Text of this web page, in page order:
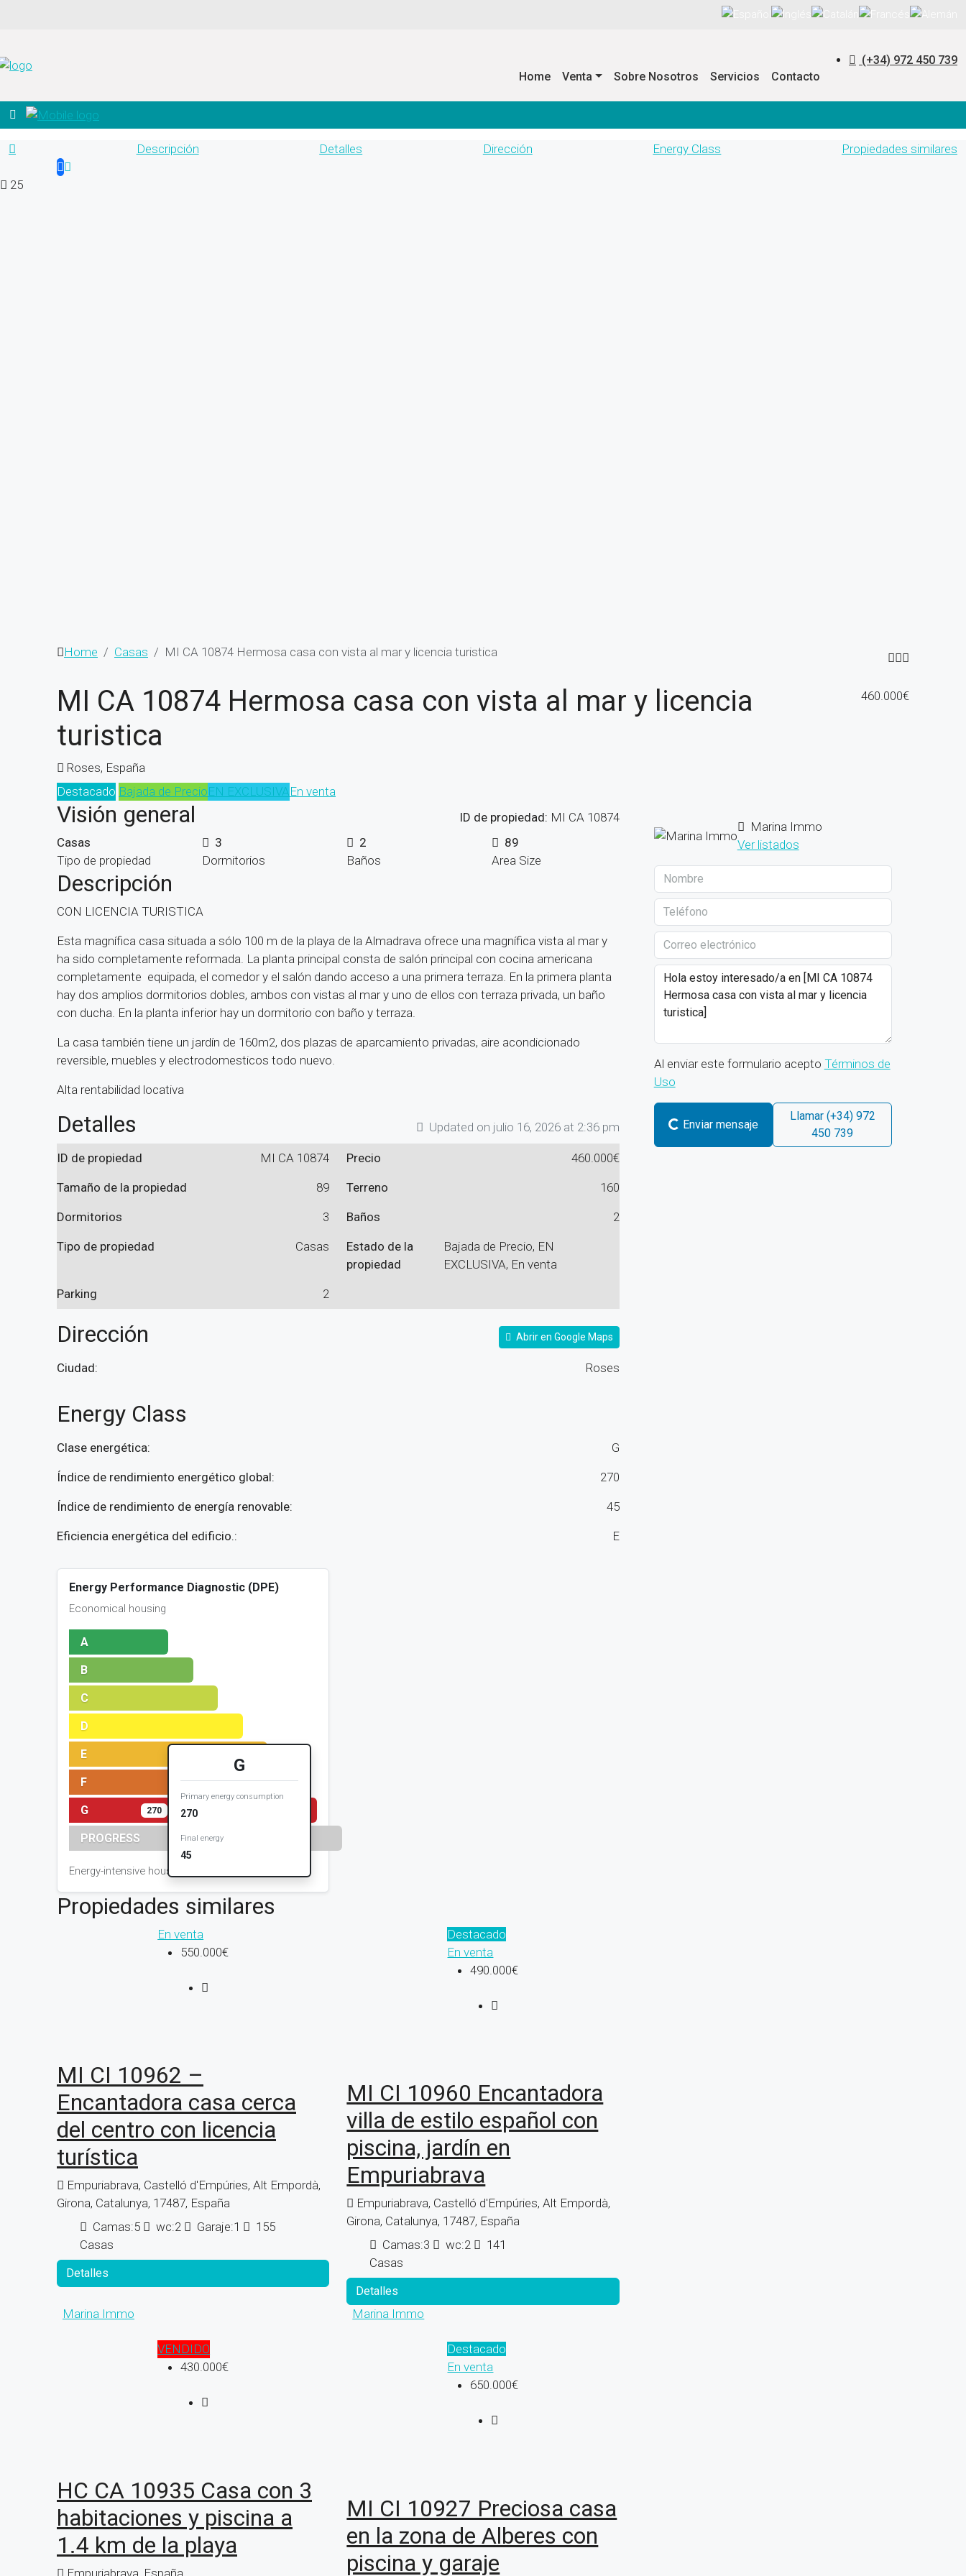
Home Venta Sobre Nosotros Servicios Contacto
(+34) 972 450 739
Descripción Detalles Dirección Energy Class Propiedades similares
25
Home Casas MI CA 10874 Hermosa casa con vista al mar y licencia turistica
MI CA 10874 Hermosa casa con vista al mar y licencia
turistica
Roses, España
Destacado Bajada de PrecioEN EXCLUSIVAEn venta
460.000€
Visión general ID de propiedad: MI CA 10874
Casas
Tipo de propiedad
3
Dormitorios
2
Baños
89
Area Size
Descripción
CON LICENCIA TURISTICA
Esta magnífica casa situada a sólo 100 m de la playa de la Almadrava ofrece una magnífica vista al mar y
ha sido completamente reformada. La planta principal consta de salón principal con cocina americana
completamente equipada, el comedor y el salón dando acceso a una primera terraza. En la primera planta
hay dos amplios dormitorios dobles, ambos con vistas al mar y uno de ellos con terraza privada, un baño
con ducha. En la planta inferior hay un dormitorio con baño y terraza.
La casa también tiene un jardín de 160m2, dos plazas de aparcamiento privadas, aire acondicionado
reversible, muebles y electrodomesticos todo nuevo.
Alta rentabilidad locativa
Detalles Updated on julio 16, 2026 at 2:36 pm
ID de propiedad MI CA 10874 Precio 460.000€
Tamaño de la propiedad 89 Terreno 160
Dormitorios 3 Baños 2
Tipo de propiedad Casas
Estado de la
propiedad
Bajada de Precio, EN
EXCLUSIVA, En venta
Parking 2
Dirección Abrir en Google Maps
Ciudad: Roses
Energy Class
Clase energética: G
Índice de rendimiento energético global: 270
Índice de rendimiento de energía renovable: 45
Eficiencia energética del edificio.: E
Energy Performance Diagnostic (DPE)
Economical housing
A
B
C
D
E
F
G 270
G
Primary energy consumption
270
Final energy
45
PROGRESS
Energy-intensive housing
Propiedades similares
En venta
550.000€
MI CI 10962 –
Encantadora casa cerca
del centro con licencia
turística
Empuriabrava, Castelló d'Empúries, Alt Empordà,
Girona, Catalunya, 17487, España
Camas:5 wc:2 Garaje:1
155
Casas
Detalles
Marina Immo
Destacado
En venta
490.000€
MI CI 10960 Encantadora
villa de estilo español con
piscina, jardín en
Empuriabrava
Empuriabrava, Castelló d'Empúries, Alt Empordà,
Girona, Catalunya, 17487, España
Camas:3 wc:2
141
Casas
Detalles
Marina Immo
VENDIDO
430.000€
HC CA 10935 Casa con 3
habitaciones y piscina a
1.4 km de la playa
Empuriabrava, España
Destacado
En venta
650.000€
MI CI 10927 Preciosa casa
en la zona de Alberes con
piscina y garaje
Marina Immo
Ver listados
Al enviar este formulario acepto Términos de
Uso
Enviar mensaje
Llamar (+34) 972
450 739